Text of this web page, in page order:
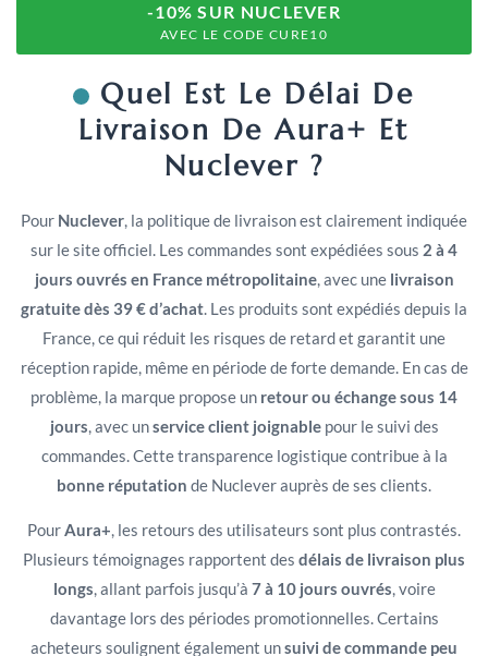
-10% SUR NUCLEVER
AVEC LE CODE CURE10
Quel Est Le Délai De
Livraison De Aura+ Et
Nuclever ?
Pour Nuclever, la politique de livraison est clairement indiquée
sur le site officiel. Les commandes sont expédiées sous 2 à 4
jours ouvrés en France métropolitaine, avec une livraison
gratuite dès 39 € d’achat. Les produits sont expédiés depuis la
France, ce qui réduit les risques de retard et garantit une
réception rapide, même en période de forte demande. En cas de
problème, la marque propose un retour ou échange sous 14
jours, avec unservice client joignablepour le suivi des
commandes. Cette transparence logistique contribue à la
bonne réputation de Nuclever auprès de ses clients.
PourAura+, les retours des utilisateurs sont plus contrastés.
Plusieurs témoignages rapportent des délais de livraison plus
longs, allant parfois jusqu’à 7 à 10 jours ouvrés, voire
davantage lors des périodes promotionnelles. Certains
acheteurs soulignent également unsuivi de commande peu